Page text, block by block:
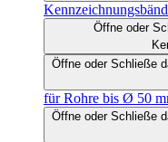
Öffne oder
Öffne oder Schließe
für Rohre bis Ø 50
Öffne oder Schließe